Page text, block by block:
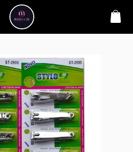
&
de
aqui
seu